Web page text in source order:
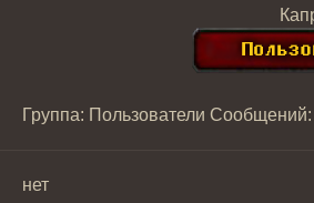
Группа: Пользователи Сообщений:
нет